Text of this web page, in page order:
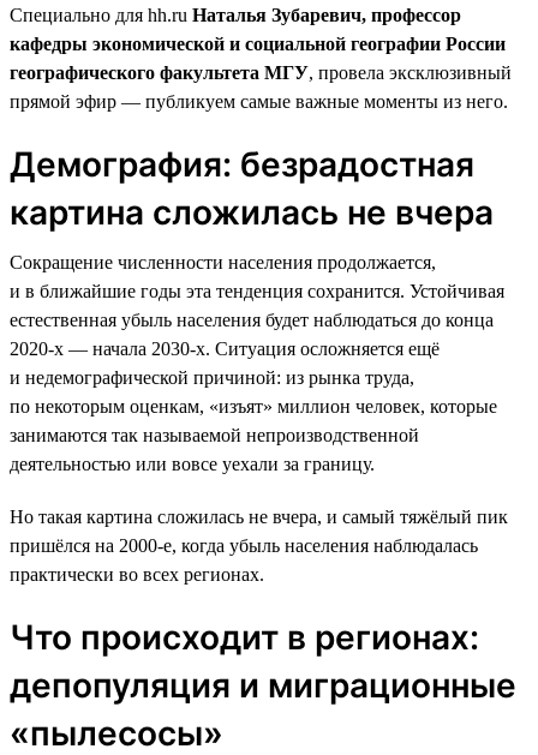
Специально для hh.ru Наталья Зубаревич, профессор
кафедры экономической и социальной географии России
географического факультета МГУ, провела эксклюзивный
прямой эфир — публикуем самые важные моменты из него.
Демография: безрадостная
картина сложилась не вчера
Сокращение численности населения продолжается,
и в ближайшие годы эта тенденция сохранится. Устойчивая
естественная убыль населения будет наблюдаться до конца
2020-х — начала 2030-х. Ситуация осложняется ещё
и недемографической причиной: из рынка труда,
по некоторым оценкам, «изъят» миллион человек, которые
занимаются так называемой непроизводственной
деятельностью или вовсе уехали за границу.
Но такая картина сложилась не вчера, и самый тяжёлый пик
пришёлся на 2000-е, когда убыль населения наблюдалась
практически во всех регионах.
Что происходит в регионах:
депопуляция и миграционные
«пылесосы»